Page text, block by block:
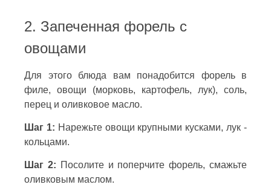
2. Запеченная форель с
овощами
Для этого блюда вам понадобится форель в
филе, овощи (морковь, картофель, лук), соль,
перец и оливковое масло.
Шаг 1: Нарежьте овощи крупными кусками, лук -
кольцами.
Шаг 2: Посолите и поперчите форель, смажьте
оливковым маслом.